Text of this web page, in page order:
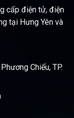
cấp điện tử, điện
tại Hưng Yên và
Chiểu, TP.